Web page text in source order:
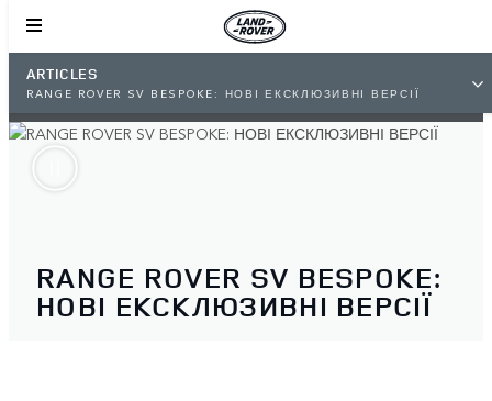
ARTICLES
RANGE ROVER SV BESPOKE: НОВІ ЕКСКЛЮЗИВНІ ВЕРСІЇ
RANGE ROVER SV BESPOKE:
НОВІ ЕКСКЛЮЗИВНІ ВЕРСІЇ